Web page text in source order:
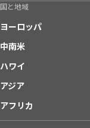
国と地域
ヨーロッパ
中南米
ハワイ
アジア
アフリカ